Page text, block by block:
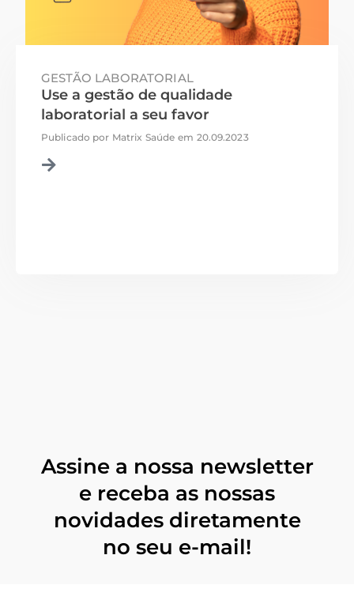
GESTÃO LABORATORIAL
Use a gestão de qualidade
laboratorial a seu favor
Publicado por Matrix Saúde em 20.09.2023
Assine a nossa newsletter
e receba as nossas
novidades diretamente
no seu e-mail!